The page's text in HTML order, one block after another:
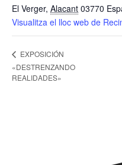
El Verger, Alacant 03770
Visualitza el lloc web de
EXPOSICIÓN
«DESTRENZANDO
REALIDADES»